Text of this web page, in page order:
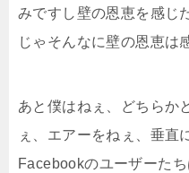
みですし壁の恩恵を感じ
じゃそんなに壁の恩恵は
あと僕はねぇ、どちらか
ぇ、エアーをねぇ、垂直
Facebookのユーザーた